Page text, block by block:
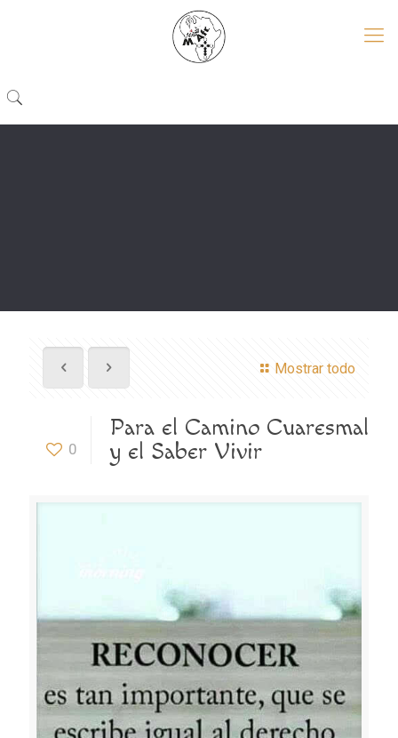
Mostrar todo
0
Para el Camino Cuaresmal
y el Saber Vivir